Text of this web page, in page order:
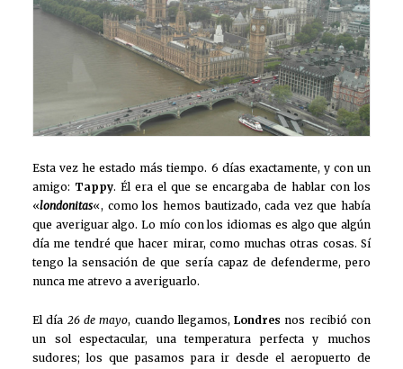
Esta vez he estado más tiempo. 6 días exactamente, y con un
amigo: Tappy. Él era el que se encargaba de hablar con los
«londonitas«, como los hemos bautizado, cada vez que había
que averiguar algo. Lo mío con los idiomas es algo que algún
día me tendré que hacer mirar, como muchas otras cosas. Sí
tengo la sensación de que sería capaz de defenderme, pero
nunca me atrevo a averiguarlo.
El día 26 de mayo, cuando llegamos,Londres nos recibió con
un sol espectacular, una temperatura perfecta y muchos
sudores; los que pasamos para ir desde el aeropuerto de